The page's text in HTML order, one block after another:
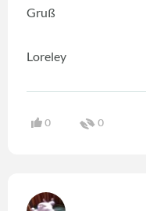
Gruß
Loreley
0 0